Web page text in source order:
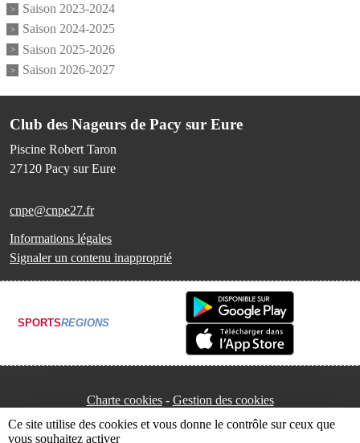
Saison 2023-2024
Saison 2024-2025
Saison 2025-2026
Saison 2026-2027
Club des Nageurs de Pacy sur Eure
Piscine Robert Taron
27120 Pacy sur Eure
cnpe@cnpe27.fr
Informations légales
Signaler un contenu inapproprié
SPORTSREGIONS
Charte cookies Gestion des cookies
Ce site utilise des cookies et vous donne le contrôle sur ceux que
vous souhaitez activer